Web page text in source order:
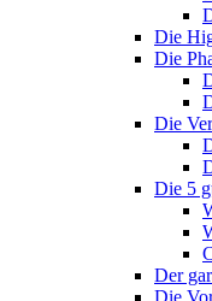
Die
Die
Die
Die 5
Der
Die